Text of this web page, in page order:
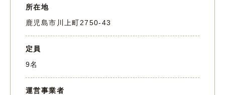
所在地
鹿児島市川上町2750-43
定員
9名
運営事業者